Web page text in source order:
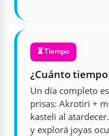
⏳ Tiempo
¿Cuánto
Un día completo
prisas: Akrotiri +
kasteli al
y explorá joyas